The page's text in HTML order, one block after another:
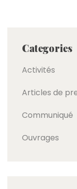
Categories
Activités
Articles de
Communiqué
Ouvrages